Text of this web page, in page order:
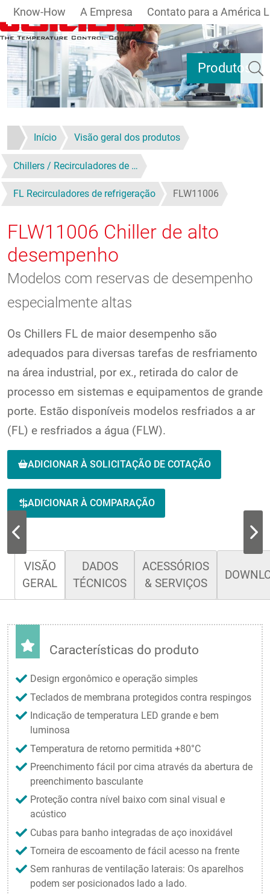
Pular para o conteúdo principal
Produtos
Know-How A Empresa Contato para a América
Início Visão geral dos produtos
Chillers / Recirculadores de …
FL Recirculadores de refrigeração FLW11006
FLW11006 Chiller de alto
desempenho
Modelos com reservas de desempenho
especialmente altas
Os Chillers FL de maior desempenho são
adequados para diversas tarefas de resfriamento
na área industrial, por ex., retirada do calor de
processo em sistemas e equipamentos de grande
porte. Estão disponíveis modelos resfriados a ar
(FL) e resfriados a água (FLW).
ADICIONAR À SOLICITAÇÃO DE COTAÇÃO
ADICIONAR À COMPARAÇÃO
VISÃO
GERAL
DADOS
TÉCNICOS
ACESSÓRIOS
& SERVIÇOS
Características do produto
Design ergonômico e operação simples
Teclados de membrana protegidos contra respingos
Indicação de temperatura LED grande e bem
luminosa
Temperatura de retorno permitida +80°C
Preenchimento fácil por cima através da abertura de
preenchimento basculante
Proteção contra nível baixo com sinal visual e
acústico
Cubas para banho integradas de aço inoxidável
Torneira de escoamento de fácil acesso na frente
Sem ranhuras de ventilação laterais: Os aparelhos
podem ser posicionados lado a lado.